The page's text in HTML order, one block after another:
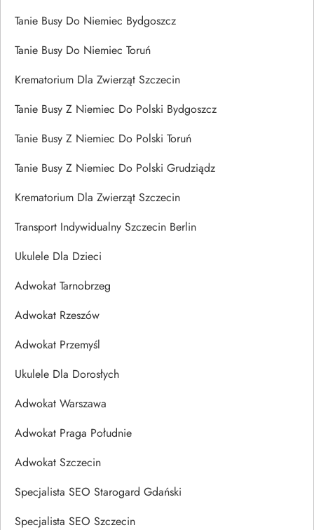
Tanie Busy Do Niemiec Bydgoszcz
Tanie Busy Do Niemiec Toruń
Krematorium Dla Zwierząt Szczecin
Tanie Busy Z Niemiec Do Polski Bydgoszcz
Tanie Busy Z Niemiec Do Polski Toruń
Tanie Busy Z Niemiec Do Polski Grudziądz
Krematorium Dla Zwierząt Szczecin
Transport Indywidualny Szczecin Berlin
Ukulele Dla Dzieci
Adwokat Tarnobrzeg
Adwokat Rzeszów
Adwokat Przemyśl
Ukulele Dla Dorosłych
Adwokat Warszawa
Adwokat Praga Południe
Adwokat Szczecin
Specjalista SEO Starogard Gdański
Specjalista SEO Szczecin